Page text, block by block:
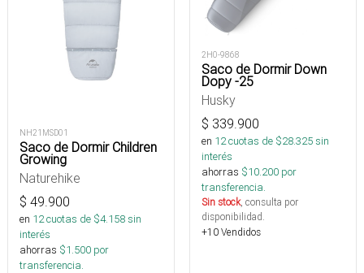
NH21MSD01
Saco de Dormir Children
Growing
Naturehike
$ 49.900
en 12cuotas de $4.158sin
interés
ahorras $1.500 por
transferencia.
2H0-9868
Saco de Dormir Down
Dopy -25
Husky
$ 339.900
en 12cuotas de $28.325sin
interés
ahorras $10.200 por
transferencia.
Sin stock, consulta por
disponibilidad.
+10 Vendidos